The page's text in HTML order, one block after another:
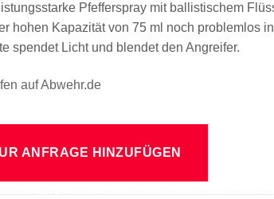
Pfefferspray mit ballistischem
hohen Kapazität von 75 ml noch problemlos
spendet Licht und blendet den Angreifer.
ANFRAGE HINZUFÜGEN